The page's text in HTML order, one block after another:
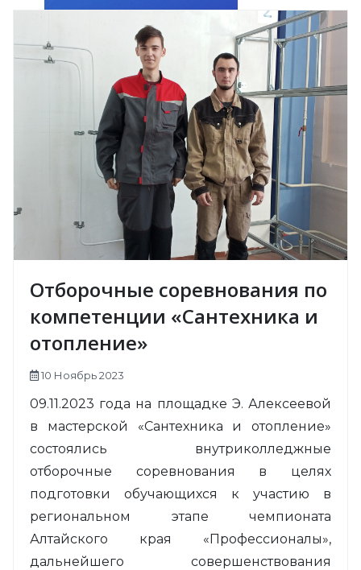
Отборочные соревнования по
компетенции «Сантехника и
отопление»
10 Ноябрь 2023
09.11.2023 года на площадке Э. Алексеевой
в мастерской «Сантехника и отопление»
состоялись внутриколледжные
отборочные соревнования в целях
подготовки обучающихся к участию в
региональном этапе чемпионата
Алтайского края «Профессионалы»,
дальнейшего совершенствования